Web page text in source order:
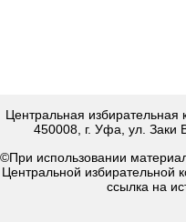
Центральная избирательная
450008, г. Уфа, ул. Заки
©При использовании
Центральной избирательной
ссылка на